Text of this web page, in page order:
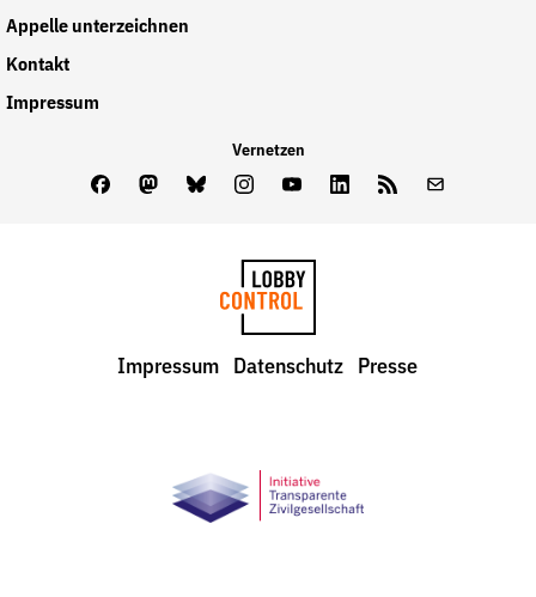
Appelle unterzeichnen
Kontakt
Impressum
Vernetzen
FacebookMastodon
BlueskyInstagram
YoutubeLinkedInFeed
LobbyControl
Impressum Datenschutz Presse